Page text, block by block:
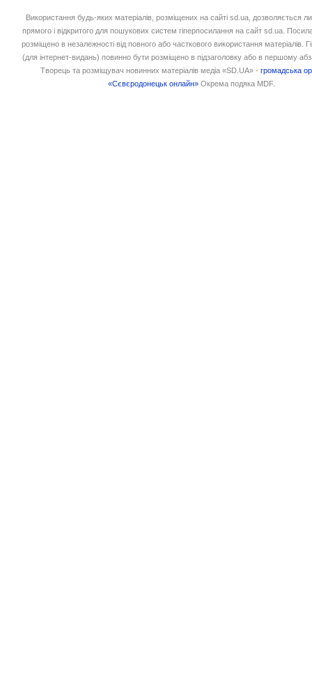
Використання будь-яких матеріалів, розміщених на сайті sd.ua, дозволяється
прямого і відкритого для пошукових систем гіперпосилання на сайт sd.ua.
розміщено в незалежності від повного або часткового використання матеріалів.
(для інтернет-видань) повинно бути розміщено в підзаголовку або в першому
Творець та розміщувач новинних матеріалів медіа «SD.UA» -громадська
«Сєвєродонецьк онлайн» Окрема подяка MDF.